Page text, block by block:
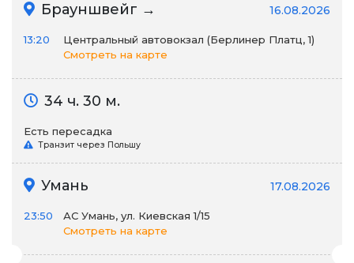
Брауншвейг → 16.08.2026
13:20
Центральный автовокзал (Берлинер Платц, 1)
Смотреть на карте
34 ч. 30 м.
Есть пересадка
Транзит через Польшу
Умань 17.08.2026
23:50
АС Умань, ул. Киевская 1/15
Смотреть на карте